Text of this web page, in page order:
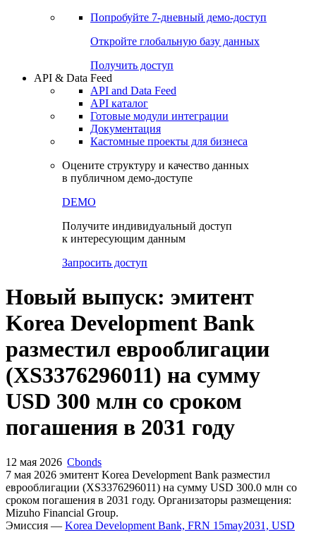
Попробуйте 7-дневный демо-доступ
Откройте глобальную базу данных
Получить доступ
API & Data Feed
API and Data Feed
API каталог
Готовые модули интеграции
Документация
Кастомные проекты для бизнеса
Оцените структуру и качество данных
в публичном демо-доступе
DEMO
Получите индивидуальный доступ
к интересующим данным
Запросить доступ
Новый выпуск: эмитент
Korea Development Bank
разместил еврооблигации
(XS3376296011) на сумму
USD 300 млн со сроком
погашения в 2031 году
12 мая 2026 Cbonds
7 мая 2026 эмитент Korea Development Bank разместил
еврооблигации (XS3376296011) на сумму USD 300.0 млн со
сроком погашения в 2031 году. Организаторы размещения:
Mizuho Financial Group.
Эмиссия — Korea Development Bank, FRN 15may2031, USD